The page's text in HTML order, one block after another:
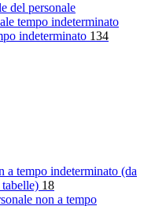
del personale
tempo indeterminato
indeterminato 134
a tempo indeterminato (da
18
non a tempo